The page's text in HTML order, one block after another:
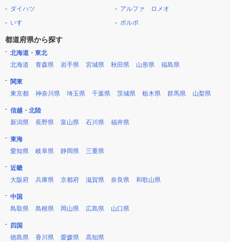
ダイハツ
いすゞ
アルファ ロメオ
ボルボ
都道府県から探す
北海道・東北
北海道
青森県 岩手県 宮城県 秋田県 山形県 福島県
関東
東京都
神奈川県 埼玉県 千葉県 茨城県 栃木県 群馬県 山梨県
信越・北陸
新潟県
長野県 富山県 石川県 福井県
東海
愛知県
岐阜県 静岡県 三重県
近畿
大阪府
兵庫県 京都府 滋賀県 奈良県 和歌山県
中国
鳥取県
島根県 岡山県 広島県 山口県
四国
徳島県
香川県 愛媛県 高知県